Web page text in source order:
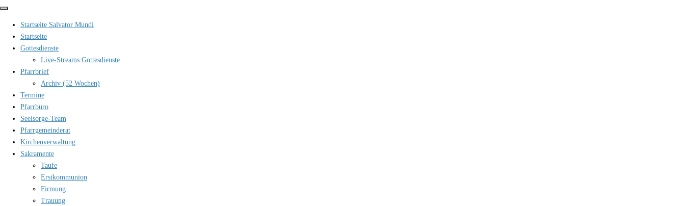
Zum
springen
Startseite Salvator Mundi
Startseite
Gottesdienste
Live-Streams Gottesdienste
Pfarrbrief
Archiv (52 Wochen)
Termine
Pfarrbüro
Seelsorge-Team
Pfarrgemeinderat
Kirchenverwaltung
Sakramente
Taufe
Erstkommunion
Firmung
Trauung